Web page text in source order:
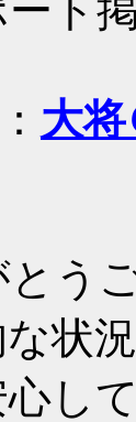
ート
大
とう
状
心し